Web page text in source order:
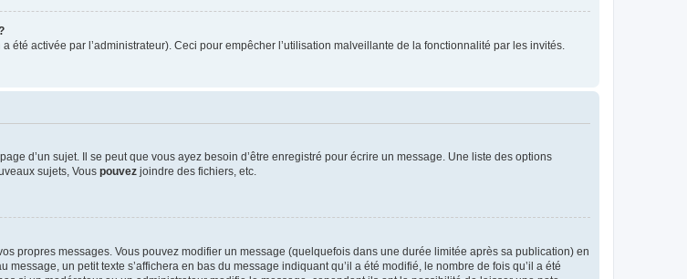
activée par l’administrateur). Ceci pour empêcher l’utilisation malveillante de la fonctionnalité par les invités.
d’un sujet. Il se peut que vous ayez besoin d’être enregistré pour écrire un message. Une liste des options
sujets, Vous pouvez joindre des fichiers, etc.
propres messages. Vous pouvez modifier un message (quelquefois dans une durée limitée après sa publication) en
un petit texte s’affichera en bas du message indiquant qu’il a été modifié, le nombre de fois qu’il a été